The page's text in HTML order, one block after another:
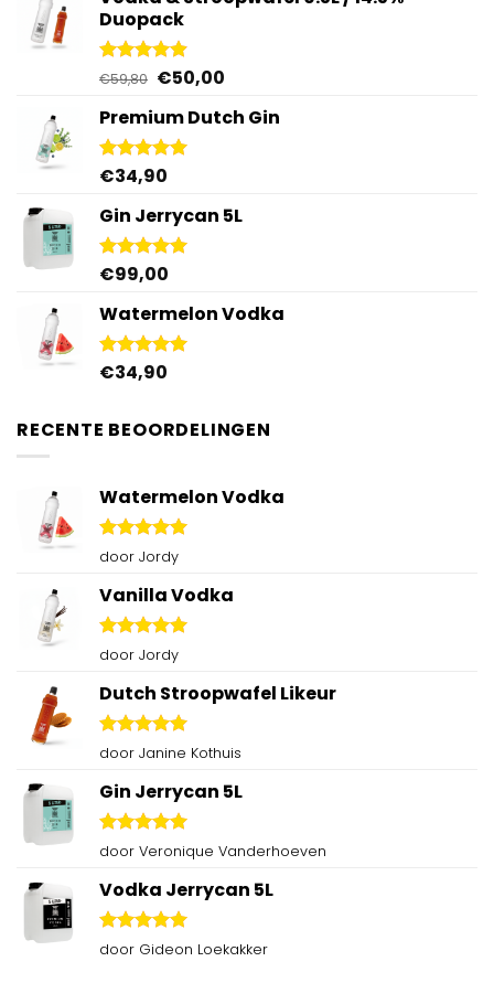
Duopack
Gewaardeerd
4.88
€59,80 Oorspronkelijke
was:
€59,80.
€50,00Huidige
is:
Premium Dutch Gin
Gewaardeerd
uit 5
€34,90
Gin Jerrycan 5L
Gewaardeerd
uit 5
€99,00
Watermelon Vodka
Gewaardeerd
uit 5
€34,90
RECENTE BEOORDELINGEN
Watermelon Vodka
Gewaardeerd
door Jordy
Vanilla Vodka
Gewaardeerd
door Jordy
Dutch Stroopwafel Likeur
Gewaardeerd
door Janine Kothuis
Gin Jerrycan 5L
Gewaardeerd
door Veronique Vanderhoeven
Vodka Jerrycan 5L
Gewaardeerd
door Gideon Loekakker